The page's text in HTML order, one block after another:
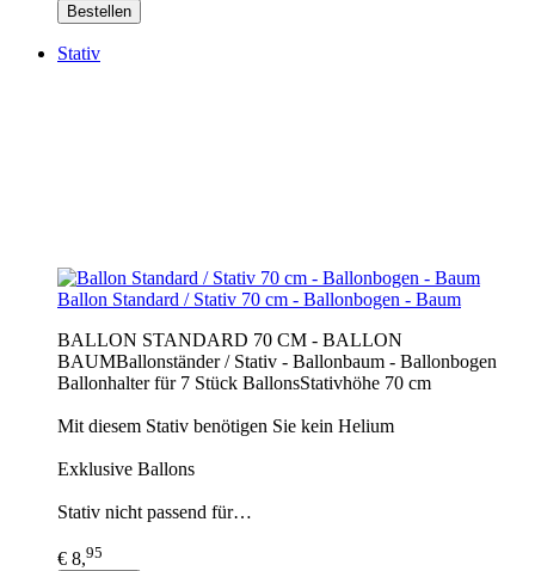
Bestellen
Stativ
Ballon Standard / Stativ 70 cm - Ballonbogen - Baum
BALLON STANDARD 70 CM - BALLON
BAUMBallonständer / Stativ - Ballonbaum - Ballonbogen
Ballonhalter für 7 Stück BallonsStativhöhe 70 cm
Mit diesem Stativ benötigen Sie kein Helium
Exklusive Ballons
Stativ nicht passend für…
€ 8,95